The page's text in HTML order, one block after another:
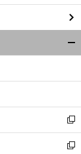
し
い
ウ
ィ
ン
ウ
開
く
新
し
い
新